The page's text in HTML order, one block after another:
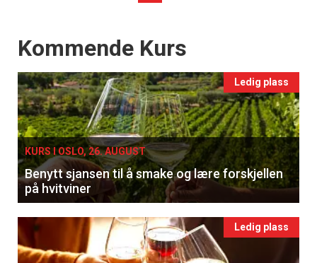
Events
Kommende Kurs
Ledig plass
KURS I OSLO, 26. AUGUST
Benytt sjansen til å smake og lære forskjellen
på hvitviner
Ledig plass